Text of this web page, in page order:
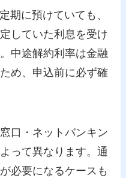
期に預けていても、
していた利息を受け
中途解約利率は金融
め、申込前に必ず確
口・ネットバンキン
って異なります。通
必要になるケースも